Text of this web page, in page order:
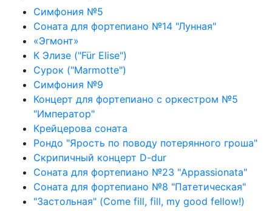
Симфония №5
Соната для фортепиано №14 "Лунная"
«Эгмонт»
К Элизе ("Für Elise")
Сурок ("Marmotte")
Симфония №9
Концерт для фортепиано с оркестром №5
"Император"
Крейцерова соната
Рондо "Ярость по поводу потерянного гроша"
Скрипичный концерт D-dur
Соната для фортепиано №23 "Appassionata"
Соната для фортепиано №8 "Патетическая"
"Застольная" (Come fill, fill, my good fellow!)